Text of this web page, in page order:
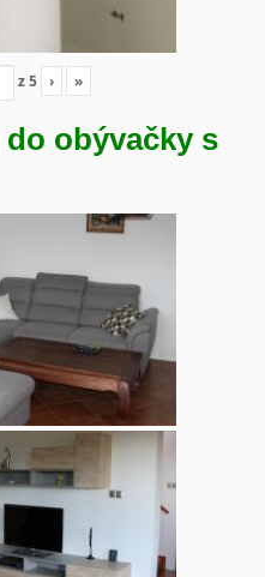
z5 › »
obývačky s